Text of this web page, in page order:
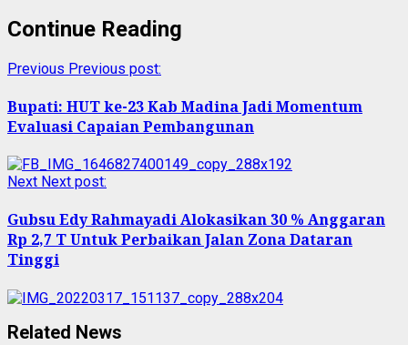
Continue Reading
Previous Previous post:
Bupati: HUT ke-23 Kab Madina Jadi Momentum
Evaluasi Capaian Pembangunan
Next Next post:
Gubsu Edy Rahmayadi Alokasikan 30 % Anggaran
Rp 2,7 T Untuk Perbaikan Jalan Zona Dataran
Tinggi
Related News